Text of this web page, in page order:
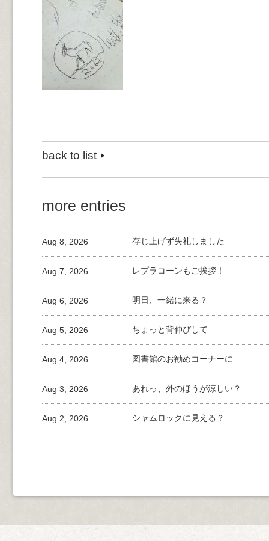
back to list
more entries
存じ上げず失礼しました
Aug 8, 2026
レプラコーンもご挨拶！
Aug 7, 2026
明日、一緒に来る？
Aug 6, 2026
ちょっと背伸びして
Aug 5, 2026
図書館のお勧めコーナーに
Aug 4, 2026
あれっ、外のほうが涼しい？
Aug 3, 2026
シャムロックに見える？
Aug 2, 2026